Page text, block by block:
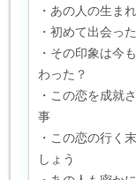
・あの人の生
・初めて出会っ
・その印象は
わった？
・この恋を成就
事
・この恋の行く
しょう